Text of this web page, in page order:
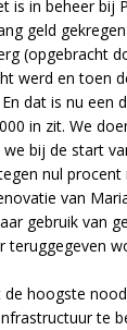
is in beheer bij
geld
(opgebracht
werd en toen
dat is nu een
in zit. We
bij de start
nul procent
van
gebruik van
teruggegeven
hoogste
te